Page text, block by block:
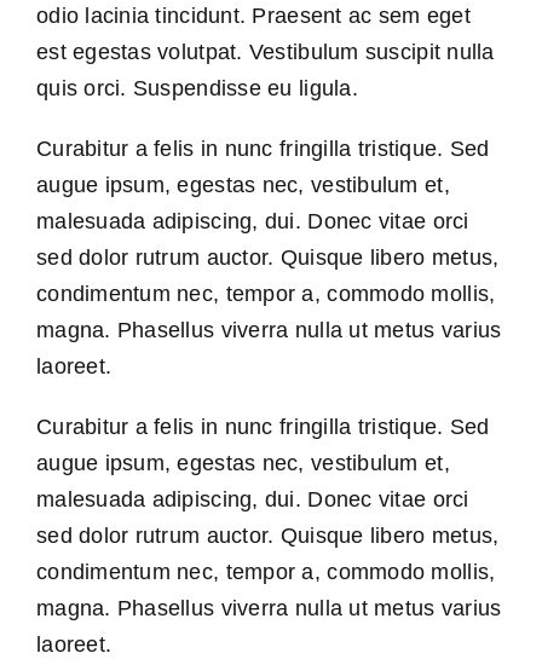
odio lacinia tincidunt. Praesent ac sem eget
est egestas volutpat. Vestibulum suscipit nulla
quis orci. Suspendisse eu ligula.
Curabitur a felis in nunc fringilla tristique. Sed
augue ipsum, egestas nec, vestibulum et,
malesuada adipiscing, dui. Donec vitae orci
sed dolor rutrum auctor. Quisque libero metus,
condimentum nec, tempor a, commodo mollis,
magna. Phasellus viverra nulla ut metus varius
laoreet.
Curabitur a felis in nunc fringilla tristique. Sed
augue ipsum, egestas nec, vestibulum et,
malesuada adipiscing, dui. Donec vitae orci
sed dolor rutrum auctor. Quisque libero metus,
condimentum nec, tempor a, commodo mollis,
magna. Phasellus viverra nulla ut metus varius
laoreet.